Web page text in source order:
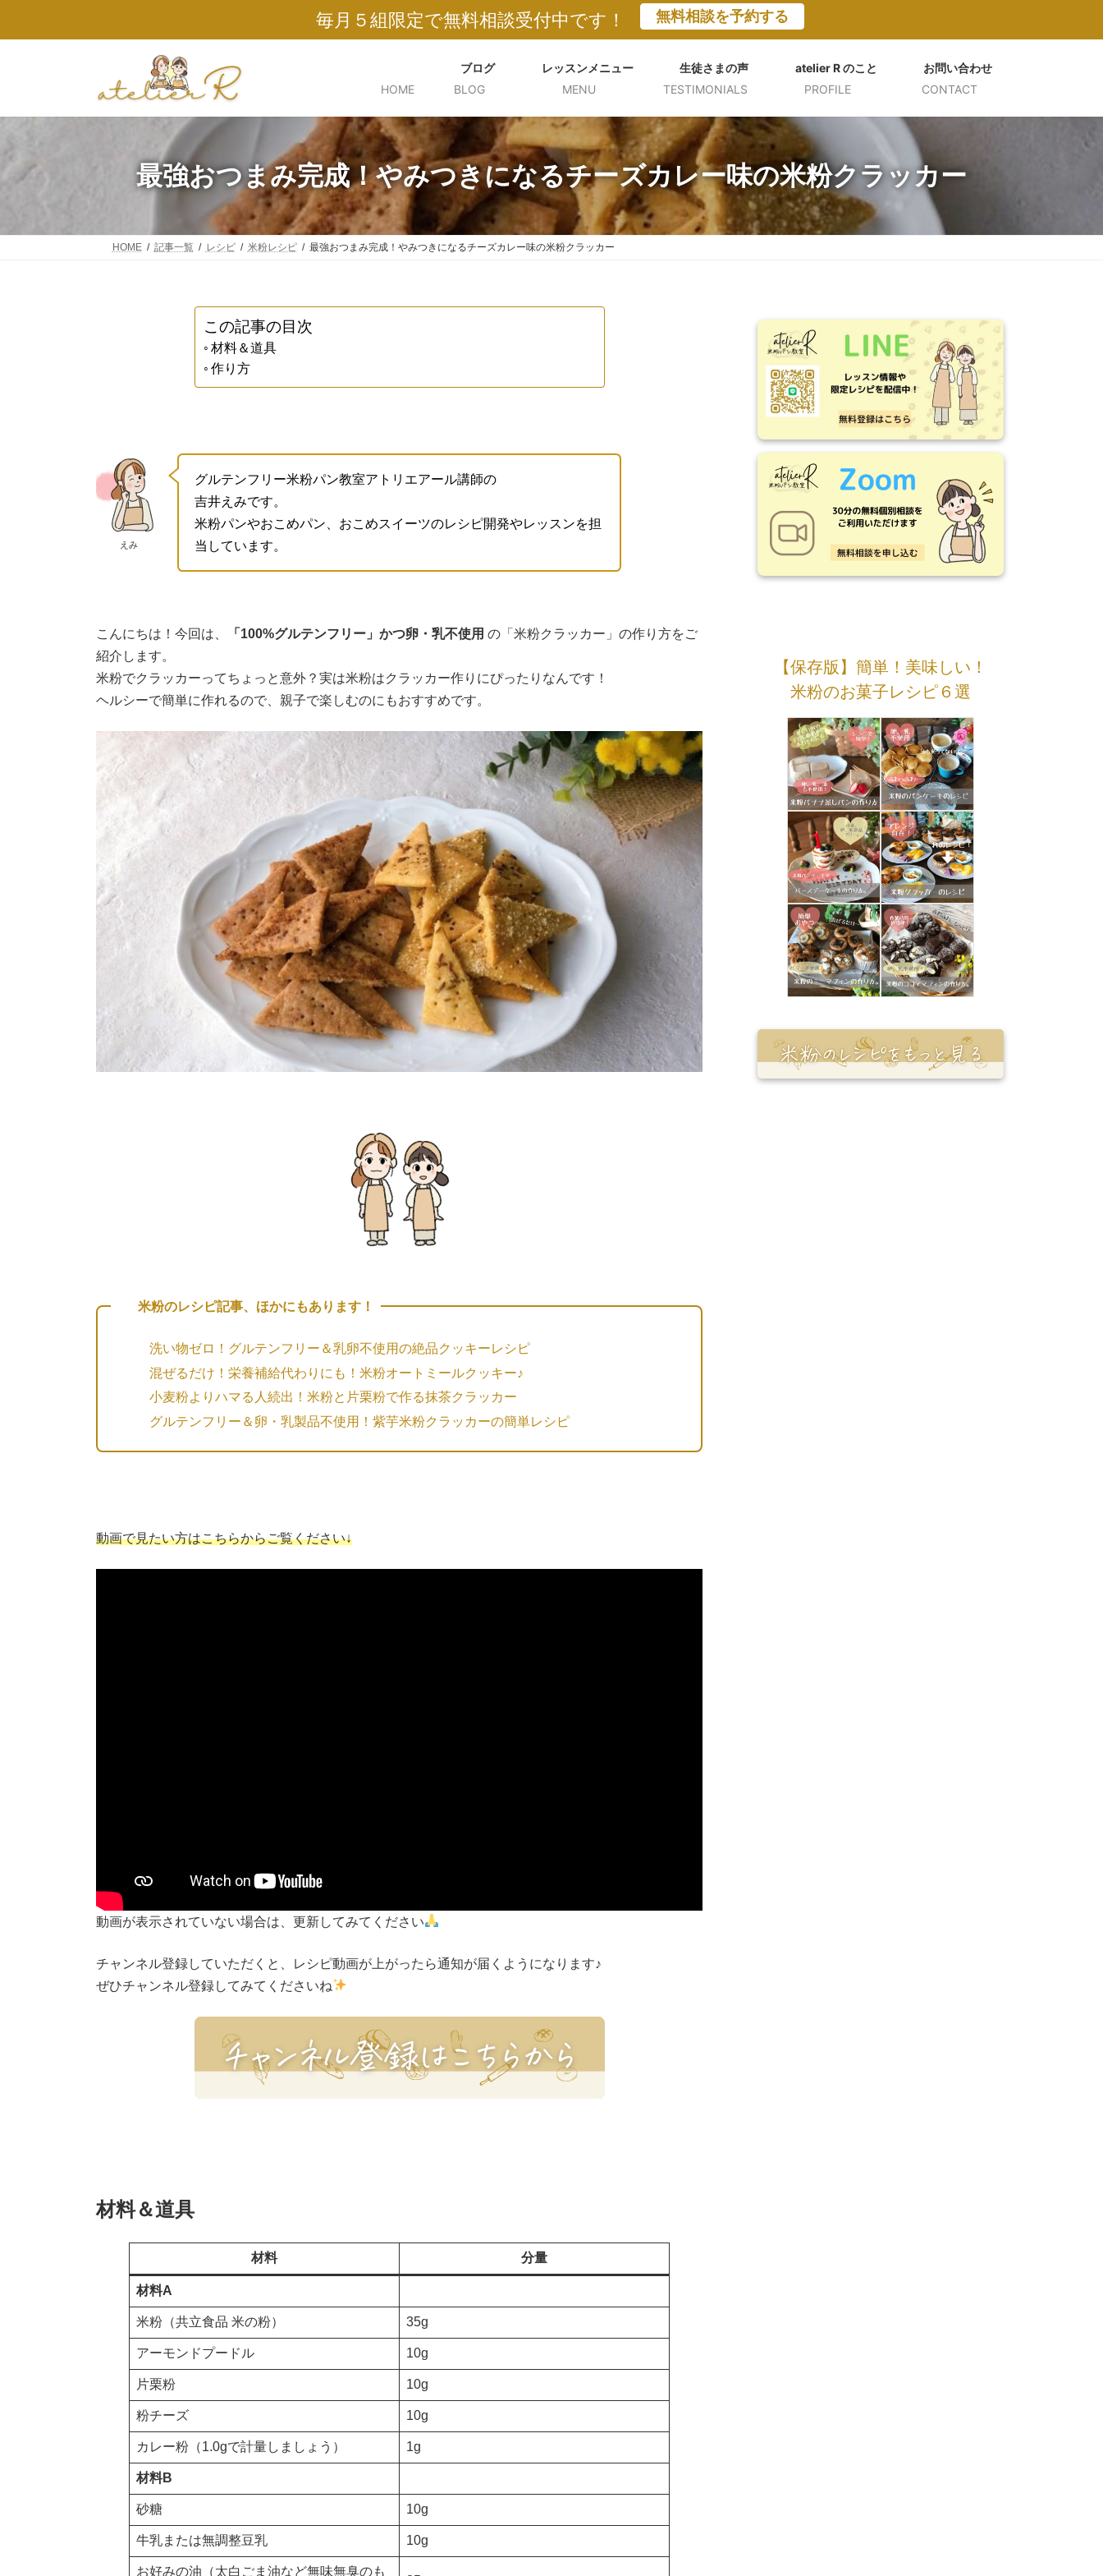
テ
プ
ゲ
動
毎月５組限定で無料相談受付中です！ 無料相談を予約する
HOME
ブログ
BLOG
レッスンメニュー
MENU
生徒さまの声
TESTIMONIALS
atelier R のこと
PROFILE
お問い合わせ
CONTACT
最強おつまみ完成！やみつきになるチーズカレー味の米粉クラッカー
HOME 記事一覧 レシピ 米粉レシピ 最強おつまみ完成！やみつきになるチーズカレー味の米粉クラッカー
この記事の目次
材料＆道具
作り方
えみ
グルテンフリー米粉パン教室アトリエアール講師の
吉井えみです。
米粉パンやおこめパン、おこめスイーツのレシピ開発やレッスンを担
当しています。
こんにちは！今回は、 「100%グルテンフリー」かつ卵・乳不使用 の「米粉クラッカー」の作り方をご
紹介します。
米粉でクラッカーってちょっと意外？実は米粉はクラッカー作りにぴったりなんです！
ヘルシーで簡単に作れるので、親子で楽しむのにもおすすめです。
米粉のレシピ記事、ほかにもあります！
洗い物ゼロ！グルテンフリー＆乳卵不使用の絶品クッキーレシピ
混ぜるだけ！栄養補給代わりにも！米粉オートミールクッキー♪
小麦粉よりハマる人続出！米粉と片栗粉で作る抹茶クラッカー
グルテンフリー＆卵・乳製品不使用！紫芋米粉クラッカーの簡単レシピ
動画で見たい方はこちらからご覧ください↓
動画が表示されていない場合は、更新してみてください
チャンネル登録していただくと、レシピ動画が上がったら通知が届くようになります♪
ぜひチャンネル登録してみてくださいね
材料＆道具
材料 分量
材料A
米粉（共立食品 米の粉） 35g
アーモンドプードル 10g
片栗粉 10g
粉チーズ 10g
カレー粉（1.0gで計量しましょう） 1g
材料B
砂糖 10g
牛乳または無調整豆乳 10g
お好みの油（太白ごま油など無味無臭のも
【保存版】簡単！美味しい！
米粉のお菓子レシピ６選